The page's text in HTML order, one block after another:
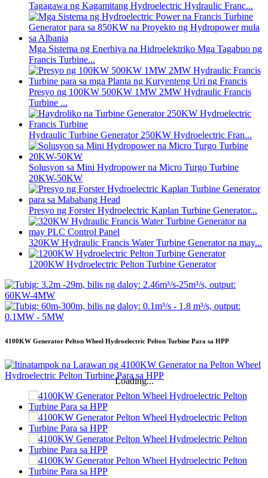
Tagagawa ng Kagamitang Hydroelectric Hydraulic Franc...
Mga Sistema ng Enerhiya na Hidroelektriko Mga Tagabuo ng
Francis Turbine...
Presyo ng 100KW 500KW 1MW 2MW Hydraulic Francis
Turbine ...
Hydraulic Turbine Generator 250KW Hydroelectric Fran...
Solusyon sa Mini Hydropower na Micro Turgo Turbine
20KW-50KW
Presyo ng Forster Hydroelectric Kaplan Turbine Generator...
320KW Hydraulic Francis Water Turbine Generator na may...
1200KW Hydroelectric Pelton Turbine Generator
4100KW Generator Pelton Wheel Hydroelectric Pelton Turbine Para sa HPP
Loading...